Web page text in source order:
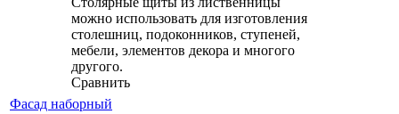
можно использовать для изготовления
столешниц, подоконников, ступеней,
мебели, элементов декора и многого
другого.
Сравнить
Фасад наборный